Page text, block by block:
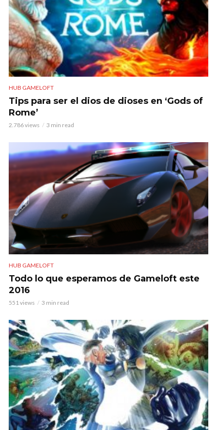
HUB GAMELOFT
Tips para ser el dios de dioses en ‘Gods of
Rome’
2.786 views 3 min read
HUB GAMELOFT
Todo lo que esperamos de Gameloft este
2016
551 views 3 min read